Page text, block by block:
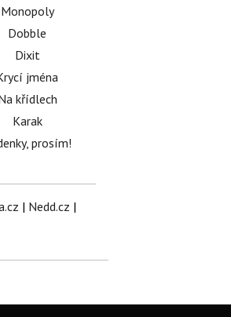
Monopoly
Dobble
Dixit
jména
křídlech
Karak
prosím!
| Nedd.cz |